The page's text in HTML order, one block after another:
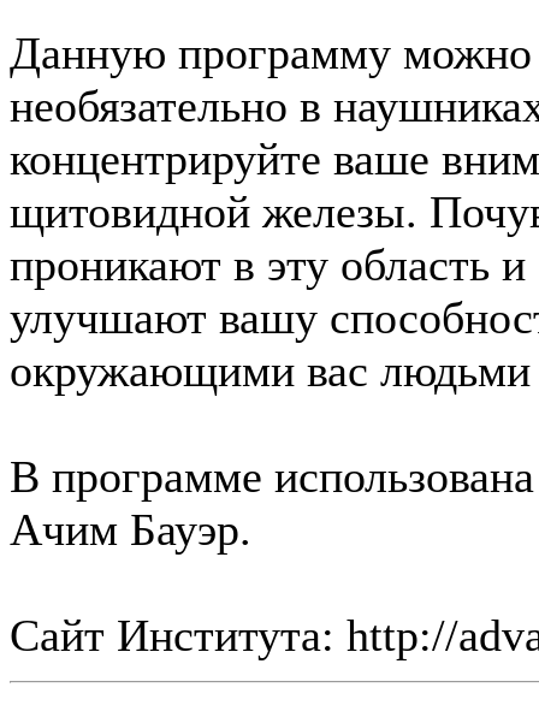
Данную программу можно
необязательно в
концентрируйте ваше
щитовидной железы.
проникают в эту область
улучшают вашу
окружающими вас
В программе
Ачим Бауэр.
Сайт Института: http://